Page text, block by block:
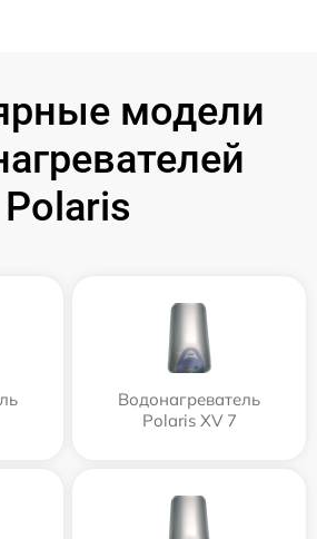
модели
Polaris
Водонагреватель
Polaris XV 7